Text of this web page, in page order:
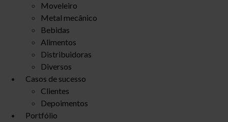
Moveleiro
Metal mecânico
Bebidas
Alimentos
Distribuidoras
Diversos
Casos de sucesso
Clientes
Depoimentos
Portfólio